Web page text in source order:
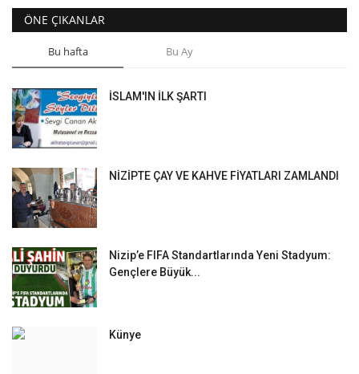
ÖNE ÇIKANLAR
Bu hafta Bu Ay
İSLAM'IN İLK ŞARTI
NİZİPTE ÇAY VE KAHVE FİYATLARI ZAMLANDI
Nizip’e FIFA Standartlarında Yeni Stadyum:
Gençlere Büyük...
Künye